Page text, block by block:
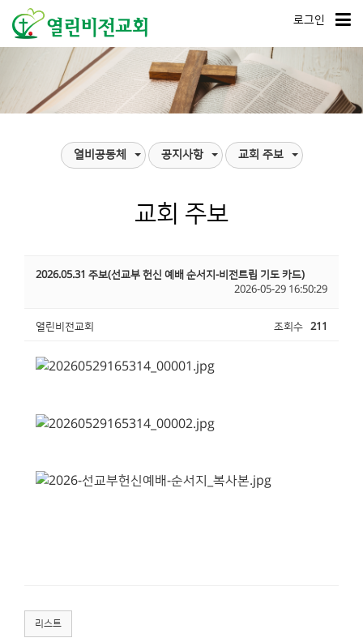
로그인
열비공동체 공지사항 교회 주보
교회 주보
2026.05.31 주보(선교부 헌신 예배 순서지-비전트립 기도 카드)
2026-05-29 16:50:29
열린비전교회 조회수 211
리스트